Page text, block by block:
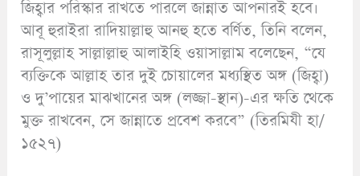
জিহ্বার পরিস্কার রাখতে পারলে জান্নাত আপনারই হবে।
আবূ হুরাইরা রাদিয়াল্লাহু আনহু হতে বর্ণিত, তিনি বলেন,
রাসূলুল্লাহ সাল্লাল্লাহু আলাইহি ওয়াসাল্লাম বলেছেন, “যে
ব্যক্তিকে আল্লাহ তার দুই চোয়ালের মধ্যস্থিত অঙ্গ (জিহ্বা)
ও দু’পায়ের মাঝখানের অঙ্গ (লজ্জা-স্থান)-এর ক্ষতি থেকে
মুক্ত রাখবেন, সে জান্নাতে প্রবেশ করবে” (তিরমিযী হা/
১৫২৭)